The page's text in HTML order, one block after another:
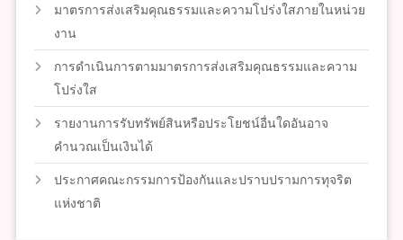
มาตรการส่งเสริมคุณธรรมและความโปร่งใสภายในหน่วย
งาน
การดำเนินการตามมาตรการส่งเสริมคุณธรรมและความ
โปร่งใส
รายงานการรับทรัพย์สินหรือประโยชน์อื่นใดอันอาจ
คำนวณเป็นเงินได้
ประกาศคณะกรรมการป้องกันและปราบปรามการทุจริต
แห่งชาติ